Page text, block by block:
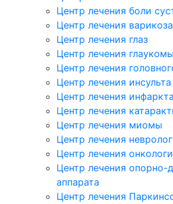
Центр лечения боли
Центр лечения варикоза
Центр лечения глаз
Центр лечения глаукомы
Центр лечения
Центр лечения инсульта
Центр лечения инфаркта
Центр лечения
Центр лечения миомы
Центр лечения
Центр лечения
Центр лечения опорно-
аппарата
Центр лечения